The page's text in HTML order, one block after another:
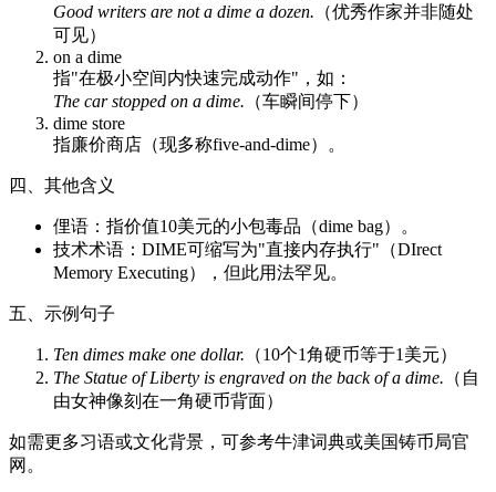
Good writers are not a dime a dozen. （优秀作家并非随处
可见）
on a dime
指"在极小空间内快速完成动作"，如：
The car stopped on a dime. （车瞬间停下）
dime store
指廉价商店（现多称five-and-dime）。
四、其他含义
俚语：指价值10美元的小包毒品（dime bag）。
技术术语：DIME可缩写为"直接内存执行"（DIrect
Memory Executing），但此用法罕见。
五、示例句子
Ten dimes make one dollar. （10个1角硬币等于1美元）
The Statue of Liberty is engraved on the back of a dime. （自
由女神像刻在一角硬币背面）
如需更多习语或文化背景，可参考牛津词典或美国铸币局官
网。